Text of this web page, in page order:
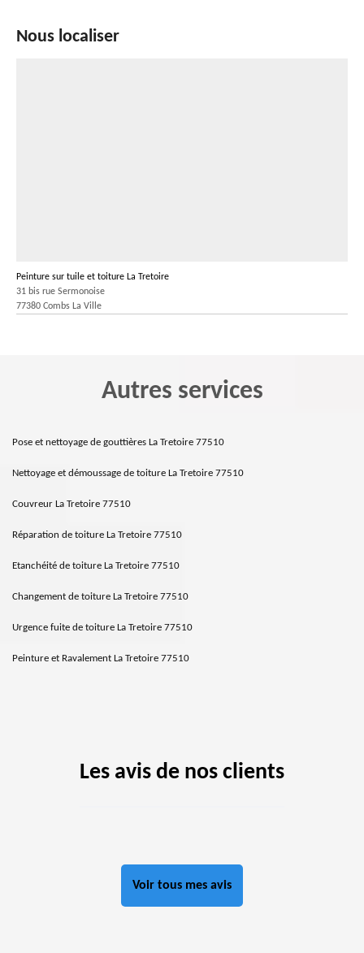
Nous localiser
Peinture sur tuile et toiture La Tretoire
31 bis rue Sermonoise
77380 Combs La Ville
Autres services
Pose et nettoyage de gouttières La Tretoire 77510
Nettoyage et démoussage de toiture La Tretoire 77510
Couvreur La Tretoire 77510
Réparation de toiture La Tretoire 77510
Etanchéité de toiture La Tretoire 77510
Changement de toiture La Tretoire 77510
Urgence fuite de toiture La Tretoire 77510
Peinture et Ravalement La Tretoire 77510
Les avis de nos clients
Voir tous mes avis